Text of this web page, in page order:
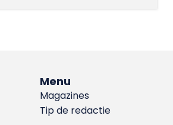
Menu
Magazines
Tip de redactie